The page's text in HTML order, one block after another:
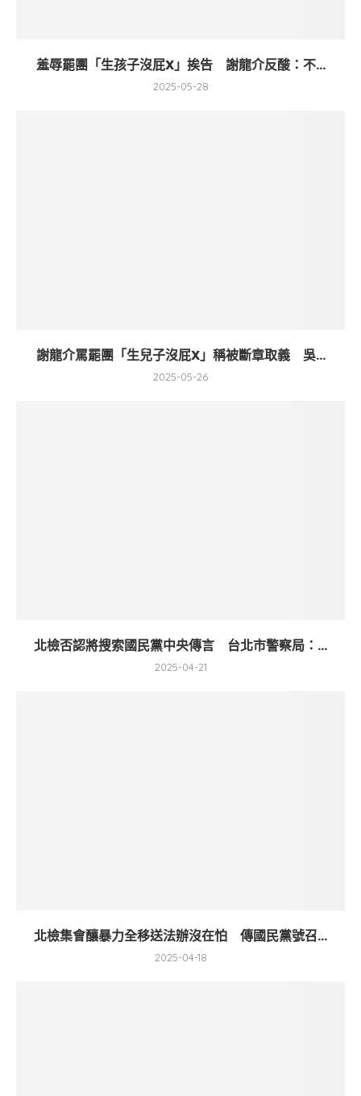
羞辱罷團「生孩子沒屁X」挨告 謝龍介反酸：不...
2025-05-28
謝龍介罵罷團「生兒子沒屁X」稱被斷章取義 吳...
2025-05-26
北檢否認將搜索國民黨中央傳言 台北市警察局：...
2025-04-21
北檢集會釀暴力全移送法辦沒在怕 傳國民黨號召...
2025-04-18